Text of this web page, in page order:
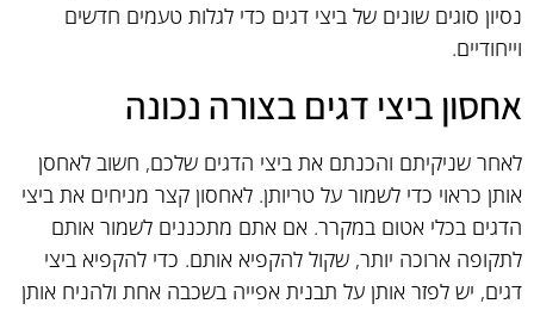
נסיון סוגים שונים של ביצי דגים כדי לגלות טעמים חדשים
וייחודיים.
אחסון ביצי דגים בצורה נכונה
לאחר שניקיתם והכנתם את ביצי הדגים שלכם, חשוב לאחסן
אותן כראוי כדי לשמור על טריותן. לאחסון קצר מניחים את ביצי
הדגים בכלי אטום במקרר. אם אתם מתכננים לשמור אותם
לתקופה ארוכה יותר, שקול להקפיא אותם. כדי להקפיא ביצי
דגים, יש לפזר אותן על תבנית אפייה בשכבה אחת ולהניח אותן